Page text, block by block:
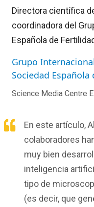
Directora científica
coordinadora del
Española de
Grupo
Sociedad Española
Science Media Centre
En este artículo,
colaboradores
muy bien
inteligencia
tipo de
(es decir, que